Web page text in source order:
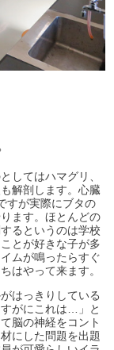
してはハマグリ、
解剖します。心臓
すが実際にブタの
ます。ほとんどの
るというのは学校
とが好きな子が多
ムが鳴ったらすぐ
はやって来ます。
はっきりしている
がにこれは…」と
脳の神経をコント
にした問題を出題